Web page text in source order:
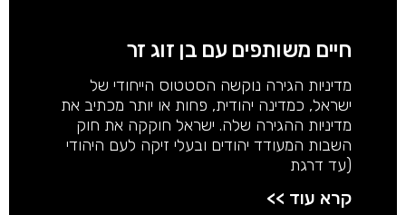
חיים משותפים עם בן זוג זר
מדיניות הגירה נוקשה הסטטוס הייחודי של
ישראל, כמדינה יהודית, פחות או יותר מכתיב את
מדיניות ההגירה שלה. ישראל חוקקה את חוק
השבות המעודד יהודים ובעלי זיקה לעם היהודי
(עד דרגת
קרא עוד >>